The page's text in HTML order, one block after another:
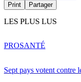
Print Partager
LES PLUS LUS
Sept pays votent contre
PROSANTÉ